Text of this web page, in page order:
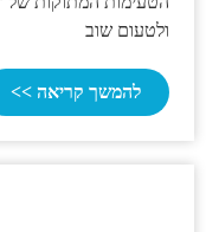
ולטעום שוב
להמשך קריאה >>